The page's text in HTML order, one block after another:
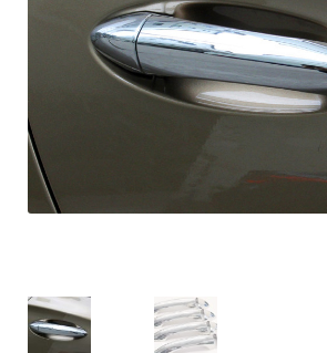
Bedrijfswagen parts
Inloggen / Registreren